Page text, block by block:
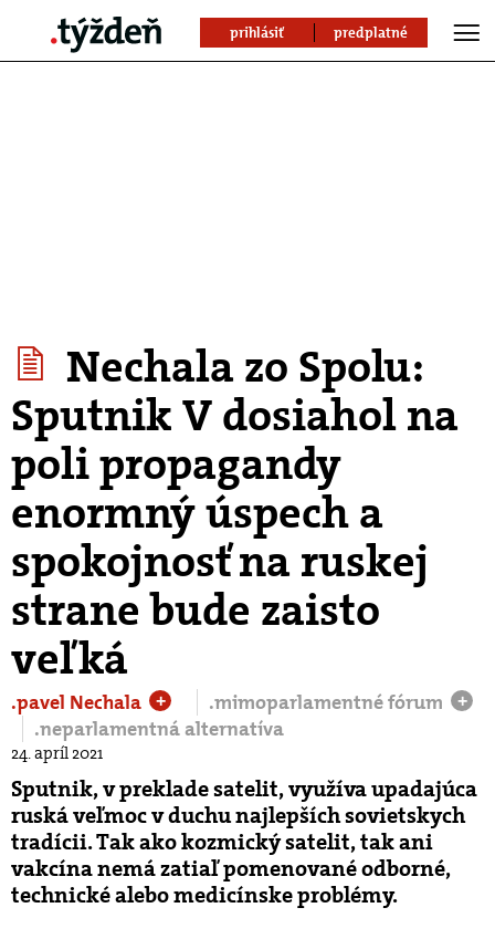
prihlásiť predplatné
Nechala zo Spolu:
Sputnik V dosiahol na
poli propagandy
enormný úspech a
spokojnosť na ruskej
strane bude zaisto
veľká
.pavel Nechala + .mimoparlamentné fórum +
.neparlamentná alternatíva
24. apríl 2021
Sputnik, v preklade satelit, využíva upadajúca
ruská veľmoc v duchu najlepších sovietskych
tradícii. Tak ako kozmický satelit, tak ani
vakcína nemá zatiaľ pomenované odborné,
technické alebo medicínske problémy.